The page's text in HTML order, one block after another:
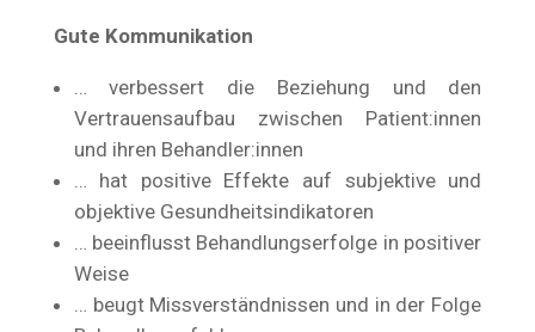
Gute Kommunikation
… verbessert die Beziehung und den
Vertrauensaufbau zwischen Patient:innen
und ihren Behandler:innen
… hat positive Effekte auf subjektive und
objektive Gesundheitsindikatoren
… beeinflusst Behandlungserfolge in positiver
Weise
… beugt Missverständnissen und in der Folge